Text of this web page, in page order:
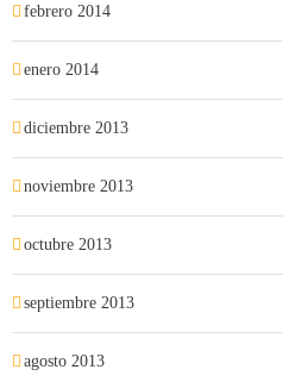
febrero 2014
enero 2014
diciembre 2013
noviembre 2013
octubre 2013
septiembre 2013
agosto 2013